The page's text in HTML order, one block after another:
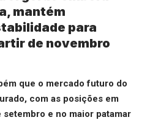
mantém
para
de novembro
que o mercado futuro do
com as posições em
e no maior patamar